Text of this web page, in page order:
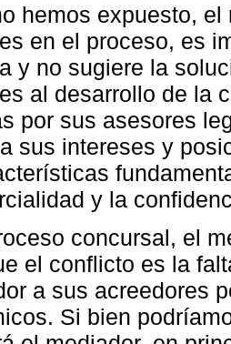
hemos expuesto,
en el proceso, es
y no sugiere la
al desarrollo de la
por sus asesores
sus intereses y
y la
concursal, el
el conflicto es la
a sus acreedores
Si bien